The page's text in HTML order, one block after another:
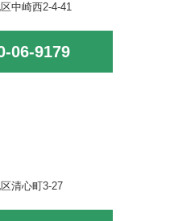
中崎西2-4-41
06-9179
清心町3-27